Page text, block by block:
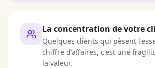
La concentration de votre
Quelques clients qui pèsent
chiffre d'affaires, c'est une
la valeur.